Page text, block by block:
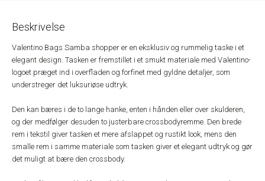
Beskrivelse
Valentino Bags Samba shopper er en eksklusiv og rummelig taske i et
elegant design. Tasken er fremstillet i et smukt materiale med Valentino-
logoet præget ind i overfladen og forfinet med gyldne detaljer, som
understreger det luksuriøse udtryk.
Den kan bæres i de to lange hanke, enten i hånden eller over skulderen,
og der medfølger desuden to justerbare crossbodyremme. Den brede
rem i tekstil giver tasken et mere afslappet og rustikt look, mens den
smalle rem i samme materiale som tasken giver et elegant udtryk og gør
det muligt at bære den crossbody.